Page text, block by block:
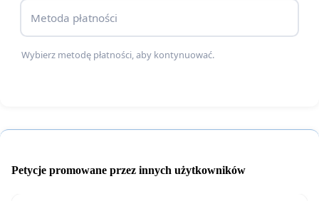
Metoda płatności
Wybierz metodę płatności, aby kontynuować.
Petycje promowane przez innych użytkowników